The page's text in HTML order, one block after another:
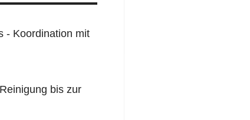
- Koordination mit
bis zur